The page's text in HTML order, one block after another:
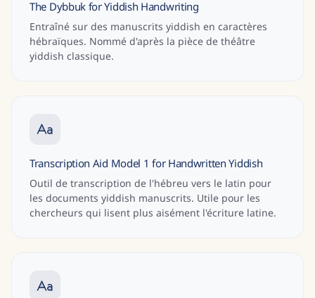
The Dybbuk for Yiddish Handwriting
Entraîné sur des manuscrits yiddish en caractères
hébraïques. Nommé d'après la pièce de théâtre
yiddish classique.
Transcription Aid Model 1 for Handwritten Yiddish
Outil de transcription de l'hébreu vers le latin pour
les documents yiddish manuscrits. Utile pour les
chercheurs qui lisent plus aisément l'écriture latine.